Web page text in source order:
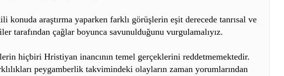
konuda araştırma yaparken farklı görüşlerin eşit derecede tanrısal ve
tarafından çağlar boyunca savunulduğunu vurgulamalıyız.
hiçbiri Hristiyan inancının temel gerçeklerini reddetmemektedir.
peygamberlik takvimindeki olayların zaman yorumlarından